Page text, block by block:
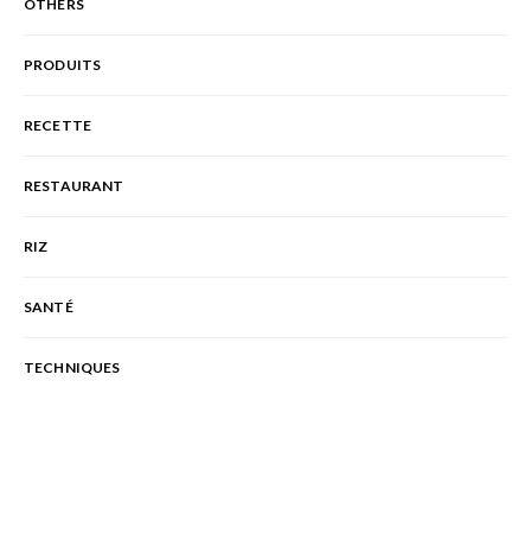
OTHERS
PRODUITS
RECETTE
RESTAURANT
RIZ
SANTÉ
TECHNIQUES